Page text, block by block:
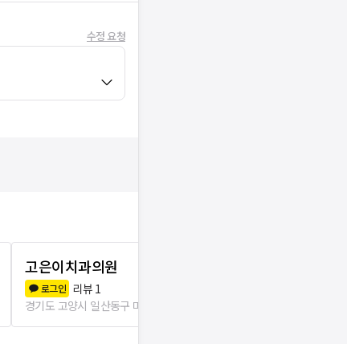
수정 요청
고은이치과의원
로그인 리뷰 1
경기도 고양시 일산동구 마두1동